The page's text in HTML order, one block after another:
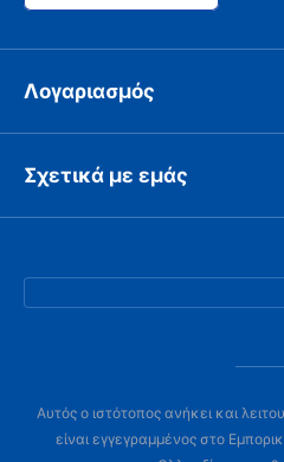
Λογαριασμός
Σχετικά με εμάς
Αυτός ο ιστότοπος ανήκει και
είναι εγγεγραμμένος στο